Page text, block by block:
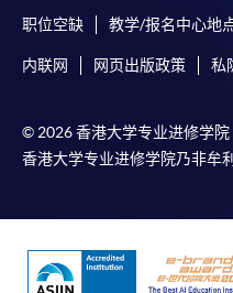
职位空缺 教学/报名中心地
内联网 网页出版政策 私
© 2026 香港大学专业进修学院
香港大学专业进修学院乃非牟